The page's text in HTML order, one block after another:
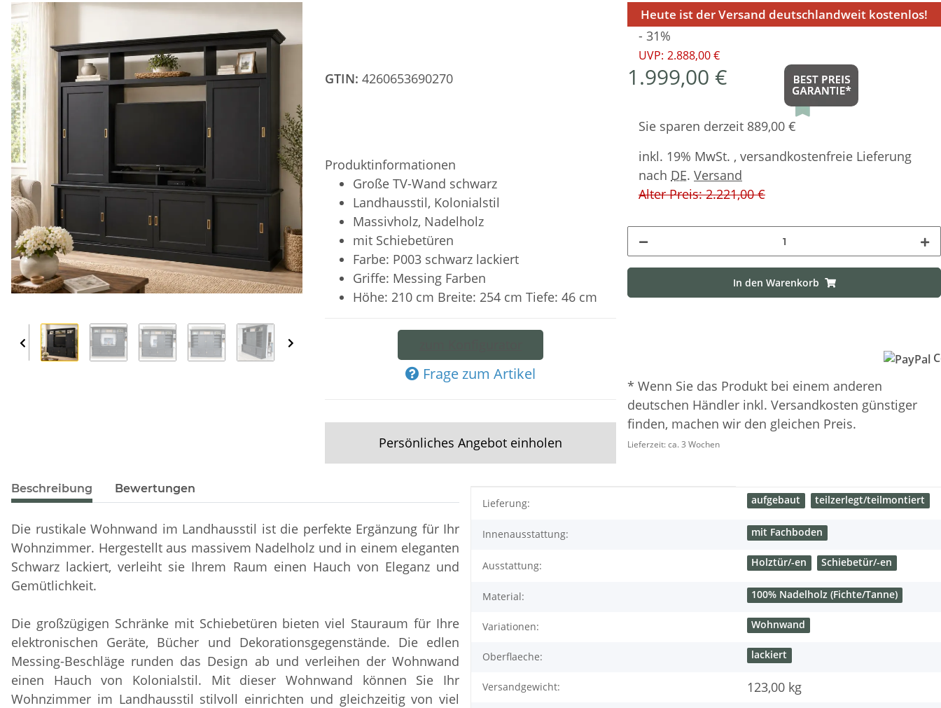
GTIN: 4260653690270
Produktinformationen
Große TV-Wand schwarz
Landhausstil, Kolonialstil
Massivholz, Nadelholz
mit Schiebetüren
Farbe: P003 schwarz lackiert
Griffe: Messing Farben
Höhe: 210 cm Breite: 254 cm Tiefe: 46 cm
Frage zum Artikel
Persönliches Angebot einholen
Heute ist der Versand deutschlandweit kostenlos!
- 31%
UVP: 2.888,00 €
1.999,00 €
Sie sparen derzeit 889,00 €
inkl. 19% MwSt. , versandkostenfreie Lieferung
nach DE. Versand
Alter Preis: 2.221,00 €
In den Warenkorb
* Wenn Sie das Produkt bei einem anderen
deutschen Händler inkl. Versandkosten günstiger
finden, machen wir den gleichen Preis.
Lieferzeit:ca. 3 Wochen
Beschreibung Bewertungen
Die rustikale Wohnwand im Landhausstil ist die perfekte Ergänzung für Ihr
Wohnzimmer. Hergestellt aus massivem Nadelholz und in einem eleganten
Schwarz lackiert, verleiht sie Ihrem Raum einen Hauch von Eleganz und
Gemütlichkeit.
Die großzügigen Schränke mit Schiebetüren bieten viel Stauraum für Ihre
elektronischen Geräte, Bücher und Dekorationsgegenstände. Die edlen
Messing-Beschläge runden das Design ab und verleihen der Wohnwand
einen Hauch von Kolonialstil. Mit dieser Wohnwand können Sie Ihr
Wohnzimmer im Landhausstil stilvoll einrichten und gleichzeitig von viel
Produkteigenschaft
Wert
Lieferung: aufgebaut teilzerlegt/teilmontiert
Innenausstattung: mit Fachboden
Ausstattung: Holztür/-en Schiebetür/-en
Material: 100% Nadelholz (Fichte/Tanne)
Variationen: Wohnwand
Oberflaeche: lackiert
Versandgewicht: 123,00 kg